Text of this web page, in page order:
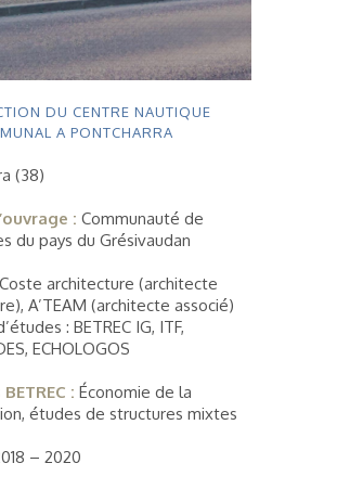
DU CENTRE NAUTIQUE
A PONTCHARRA
(38)
: Communauté de
du pays du Grésivaudan
Coste architecture (architecte
A’TEAM (architecte associé)
: BETREC IG, ITF,
ECHOLOGOS
: Économie de la
études de structures mixtes
– 2020